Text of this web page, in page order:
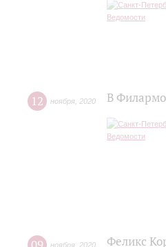
12 ноября 2020 В
ноября 2020 Феликс